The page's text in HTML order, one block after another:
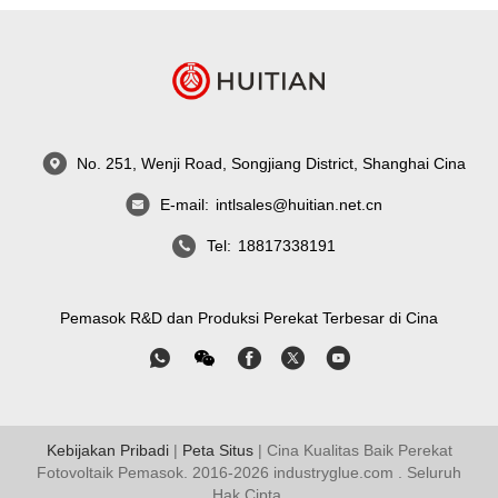
No. 251, Wenji Road, Songjiang District, Shanghai Cina
E-mail: intlsales@huitian.net.cn
Tel: 18817338191
Pemasok R&D dan Produksi Perekat Terbesar di Cina
Kebijakan Pribadi| Peta Situs| Cina Kualitas Baik Perekat
Fotovoltaik Pemasok. 2016-2026 industryglue.com . Seluruh